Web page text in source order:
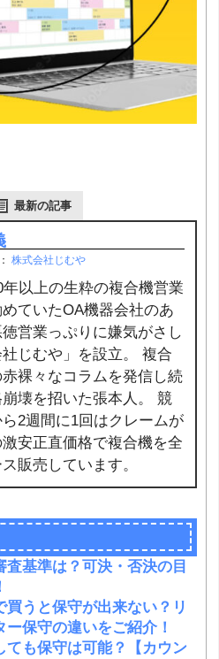
最新の記事
： 株式会社じむや
以上の生粋の複合機営業
ていたOA機器会社のあ
徳営業っぷりに嫌気がさし
社じむや」を設立。 複合
裸々なコラムを発信し続
壊を招いた張本人。 競
2週間に1回はクレームが
安正直価格で複合機を全
販売しています。
基準は？可決・否決の目
買うと保守が出来ない？リ
保守の違いをご紹介！
ても保守は可能？【カウン